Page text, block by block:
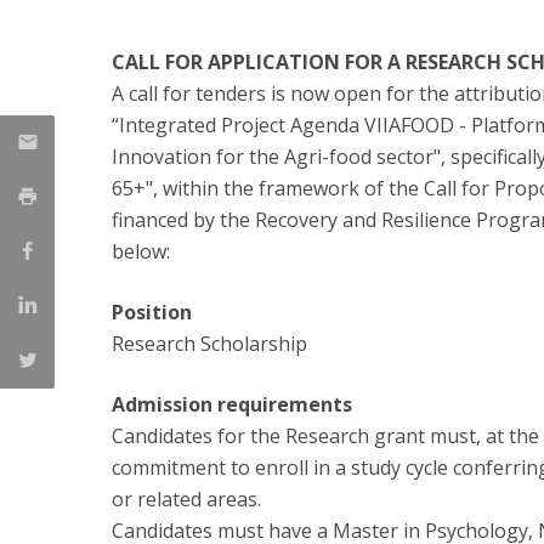
Research Centre for Human
| CEDH
Human Neurobehavioral Laboratory |
HNL
CALL FOR APPLICATION FOR A RESEARCH
A call for tenders is now open for the
“Integrated Project Agenda VIIAFOOD -
Innovation for the Agri-food sector",
65+", within the framework of the Call for
financed by the Recovery and Resilience
below:
Position
Research Scholarship
Admission requirements
Candidates for the Research grant must, at
commitment to enroll in a study cycle
or related areas.
Candidates must have a Master in